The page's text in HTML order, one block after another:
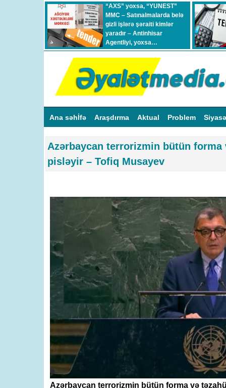
“AXS” yoxsa, “YUNEST”
MMC – Satınalmalarda belə
gizli işlərə şəraiti kimlər
yaradır – Antinhisar
Agentliyi, yoxsa…
Ana səhİfə Araşdırma Aktual Problem
Azərbaycan terrorizmin bütün
pisləyir – Tofiq Musayev
Azərbaycan terrorizmin bütün forma və